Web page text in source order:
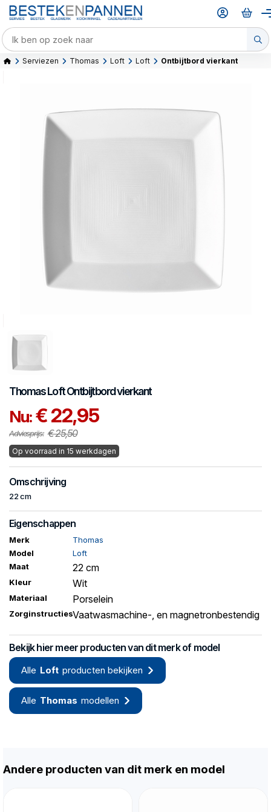
Serviezen Thomas Loft Loft Ontbijtbord vierkant
ThomasLoftOntbijtbord vierkant
Nu:€ 22,95
Adviesprijs: € 25,50
Op voorraad in 15 werkdagen
Omschrijving
22 cm
Eigenschappen
Merk
Thomas
Model
Loft
Maat
22 cm
Kleur Wit
Materiaal Porselein
ZorginstructiesVaatwasmachine-, en magnetronbestendig
Bekijk hier meer producten van dit merk of model
Alle Loft producten bekijken
Alle Thomas modellen
Andere producten van dit merk en model